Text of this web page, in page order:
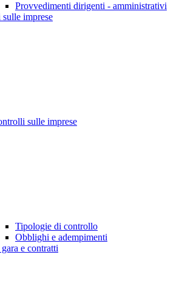
Provvedimenti dirigenti - amministrativi
imprese
sulle imprese
Tipologie di controllo
Obblighi e adempimenti
e contratti